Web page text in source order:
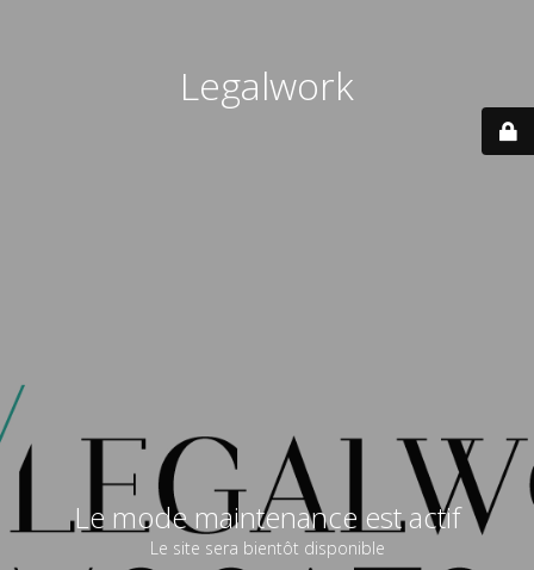
Legalwork
Le mode maintenance est actif
Le site sera bientôt disponible